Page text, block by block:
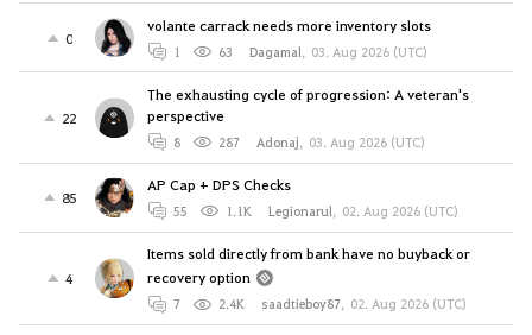
0
volante carrack needs more inventory slots
1 63 Dagamal, 03. Aug 2026 (UTC)
22
The exhausting cycle of progression: A veteran's
perspective
8 287 Adonaj, 03. Aug 2026 (UTC)
85
AP Cap + DPS Checks
55 1.1K Legionarul, 02. Aug 2026 (UTC)
4
Items sold directly from bank have no buyback or
recovery option
7 2.4K saadtieboy87, 02. Aug 2026 (UTC)